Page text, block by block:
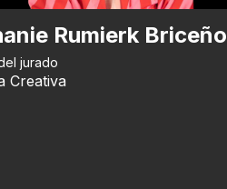
Rumierk Briceño
jurado
Creativa